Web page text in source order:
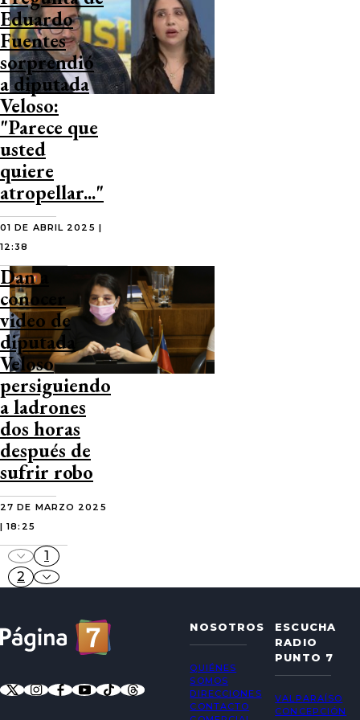
Eduardo
Fuentes
sorprendió
a diputada
Veloso:
"Parece que
usted
quiere
atropellar..."
01 DE ABRIL 2025 |
12:38
Dan a
conocer
video de
diputada
Veloso
persiguiendo
a ladrones
dos horas
después de
sufrir robo
27 DE MARZO 2025
| 18:25
1
2
NOSOTROS
QUIÉNES
SOMOS
DIRECCIONES
CONTACTO
ESCUCHA
RADIO
PUNTO 7
VALPARAÍSO
CONCEPCIÓN